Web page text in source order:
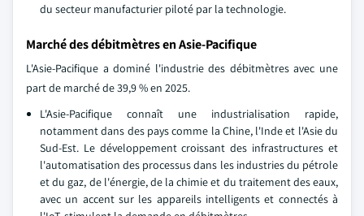
du secteur manufacturier piloté par la technologie.
Marché des débitmètres en Asie-Pacifique
L'Asie-Pacifique a dominé l'industrie des débitmètres avec une
part de marché de 39,9 % en 2025.
L'Asie-Pacifique connaît une industrialisation rapide,
notamment dans des pays comme la Chine, l'Inde et l'Asie du
Sud-Est. Le développement croissant des infrastructures et
l'automatisation des processus dans les industries du pétrole
et du gaz, de l'énergie, de la chimie et du traitement des eaux,
avec un accent sur les appareils intelligents et connectés à